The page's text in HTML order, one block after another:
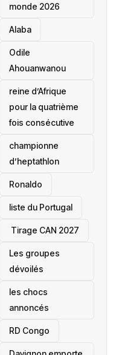
monde 2026
Alaba
Odile
Ahouanwanou
reine d’Afrique
pour la quatrième
fois consécutive
championne
d’heptathlon
Ronaldo
liste du Portugal
‎ Tirage CAN 2027
Les groupes
dévoilés
les chocs
annoncés
‎RD Congo